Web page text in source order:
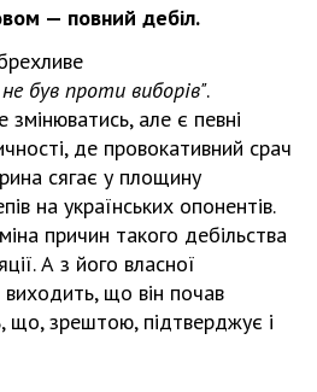
— повний дебіл.
був проти виборів".
але є певні
де провокативний срач
сягає у площину
на українських опонентів.
причин такого дебільства
А з його власної
виходить, що він почав
що, зрештою, підтверджує і